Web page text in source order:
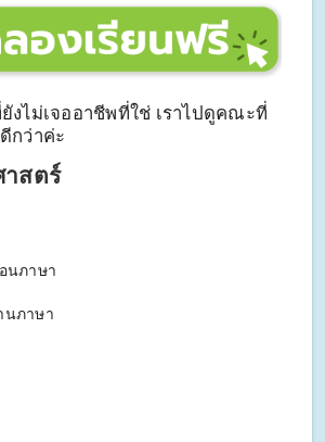
งไม่เจออาชีพที่ใช่ เราไปดูคณะที่
กว่าค่ะ
สตร์
นภาษา
นภาษา